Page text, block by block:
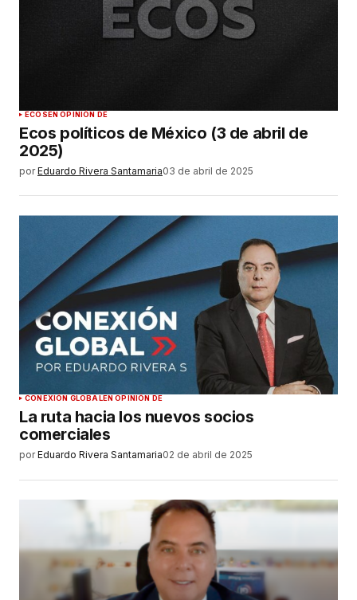
ECOSEN OPINIÓN DE
Ecos políticos de México (3 de abril de
2025)
por Eduardo Rivera Santamaria03 de abril de 2025
CONEXIÓN GLOBALEN OPINIÓN DE
La ruta hacia los nuevos socios
comerciales
por Eduardo Rivera Santamaria02 de abril de 2025